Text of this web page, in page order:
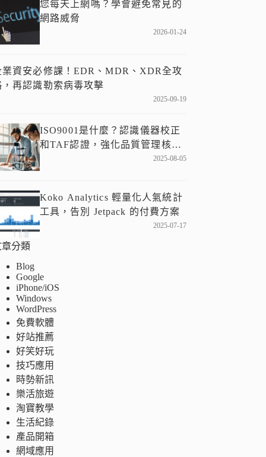
您每天上網嗎？學會避免常見的
網路威脅
2026-01-24
業資安必修課！EDR、MDR、XDR全攻
，再認識勒索病毒攻擊
2025-09-19
ISO9001是什麼？認識儀器校正
和TAF認證，強化品質管理核
2025-08-05
Koko Analytics 輕量化人氣統計
工具，告別 Jetpack 的付費方案
2025-07-17
分類
Blog
Google
iPhone/iOS
Windows
WordPress
免費軟體
好站推薦
好笑好玩
技巧應用
時勢新訊
樂活旅遊
淘寶教學
生活紀錄
產品開箱
網域應用